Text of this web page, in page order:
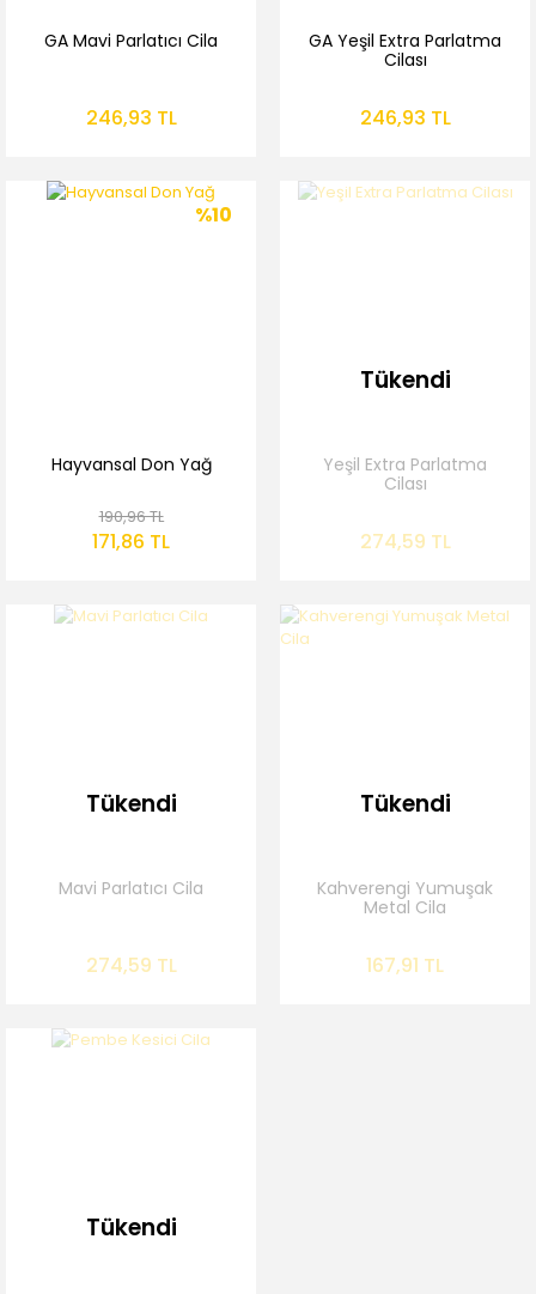
GA Mavi Parlatıcı Cila
246,93 TL
GA Yeşil Extra Parlatma
Cilası
246,93 TL
%10
Hayvansal Don Yağ
190,96 TL
171,86 TL
Tükendi
Yeşil Extra Parlatma
Cilası
274,59 TL
Tükendi
Mavi Parlatıcı Cila
274,59 TL
Tükendi
Kahverengi Yumuşak
Metal Cila
167,91 TL
Tükendi